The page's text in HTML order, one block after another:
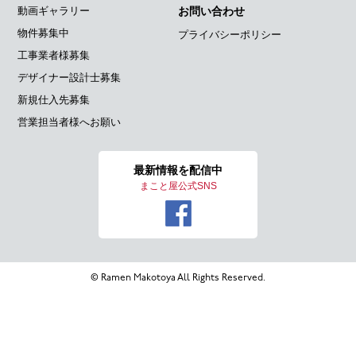
動画ギャラリー
物件募集中
工事業者様募集
デザイナー設計士募集
新規仕入先募集
営業担当者様へお願い
お問い合わせ
プライバシーポリシー
最新情報を配信中
まこと屋公式SNS
© Ramen Makotoya All Rights Reserved.